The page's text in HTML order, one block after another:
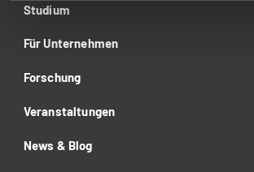
Studium
Für Unternehmen
Forschung
Veranstaltungen
News & Blog